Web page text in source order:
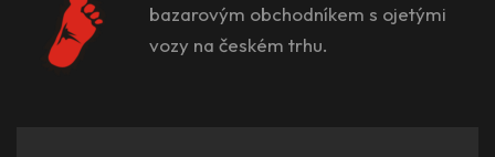
bazarovým obchodníkem s ojetými
vozy na českém trhu.